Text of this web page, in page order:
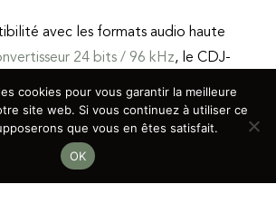
avec les formats audio haute
24 bits / 96 kHz, le CDJ-
une restitution sonore puissante et
les prestations professionnelles.
cookies pour vous garantir la meilleure
site web. Si vous continuez à utiliser ce
que vous en êtes satisfait.
OK